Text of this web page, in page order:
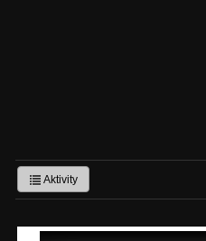
Aktivity